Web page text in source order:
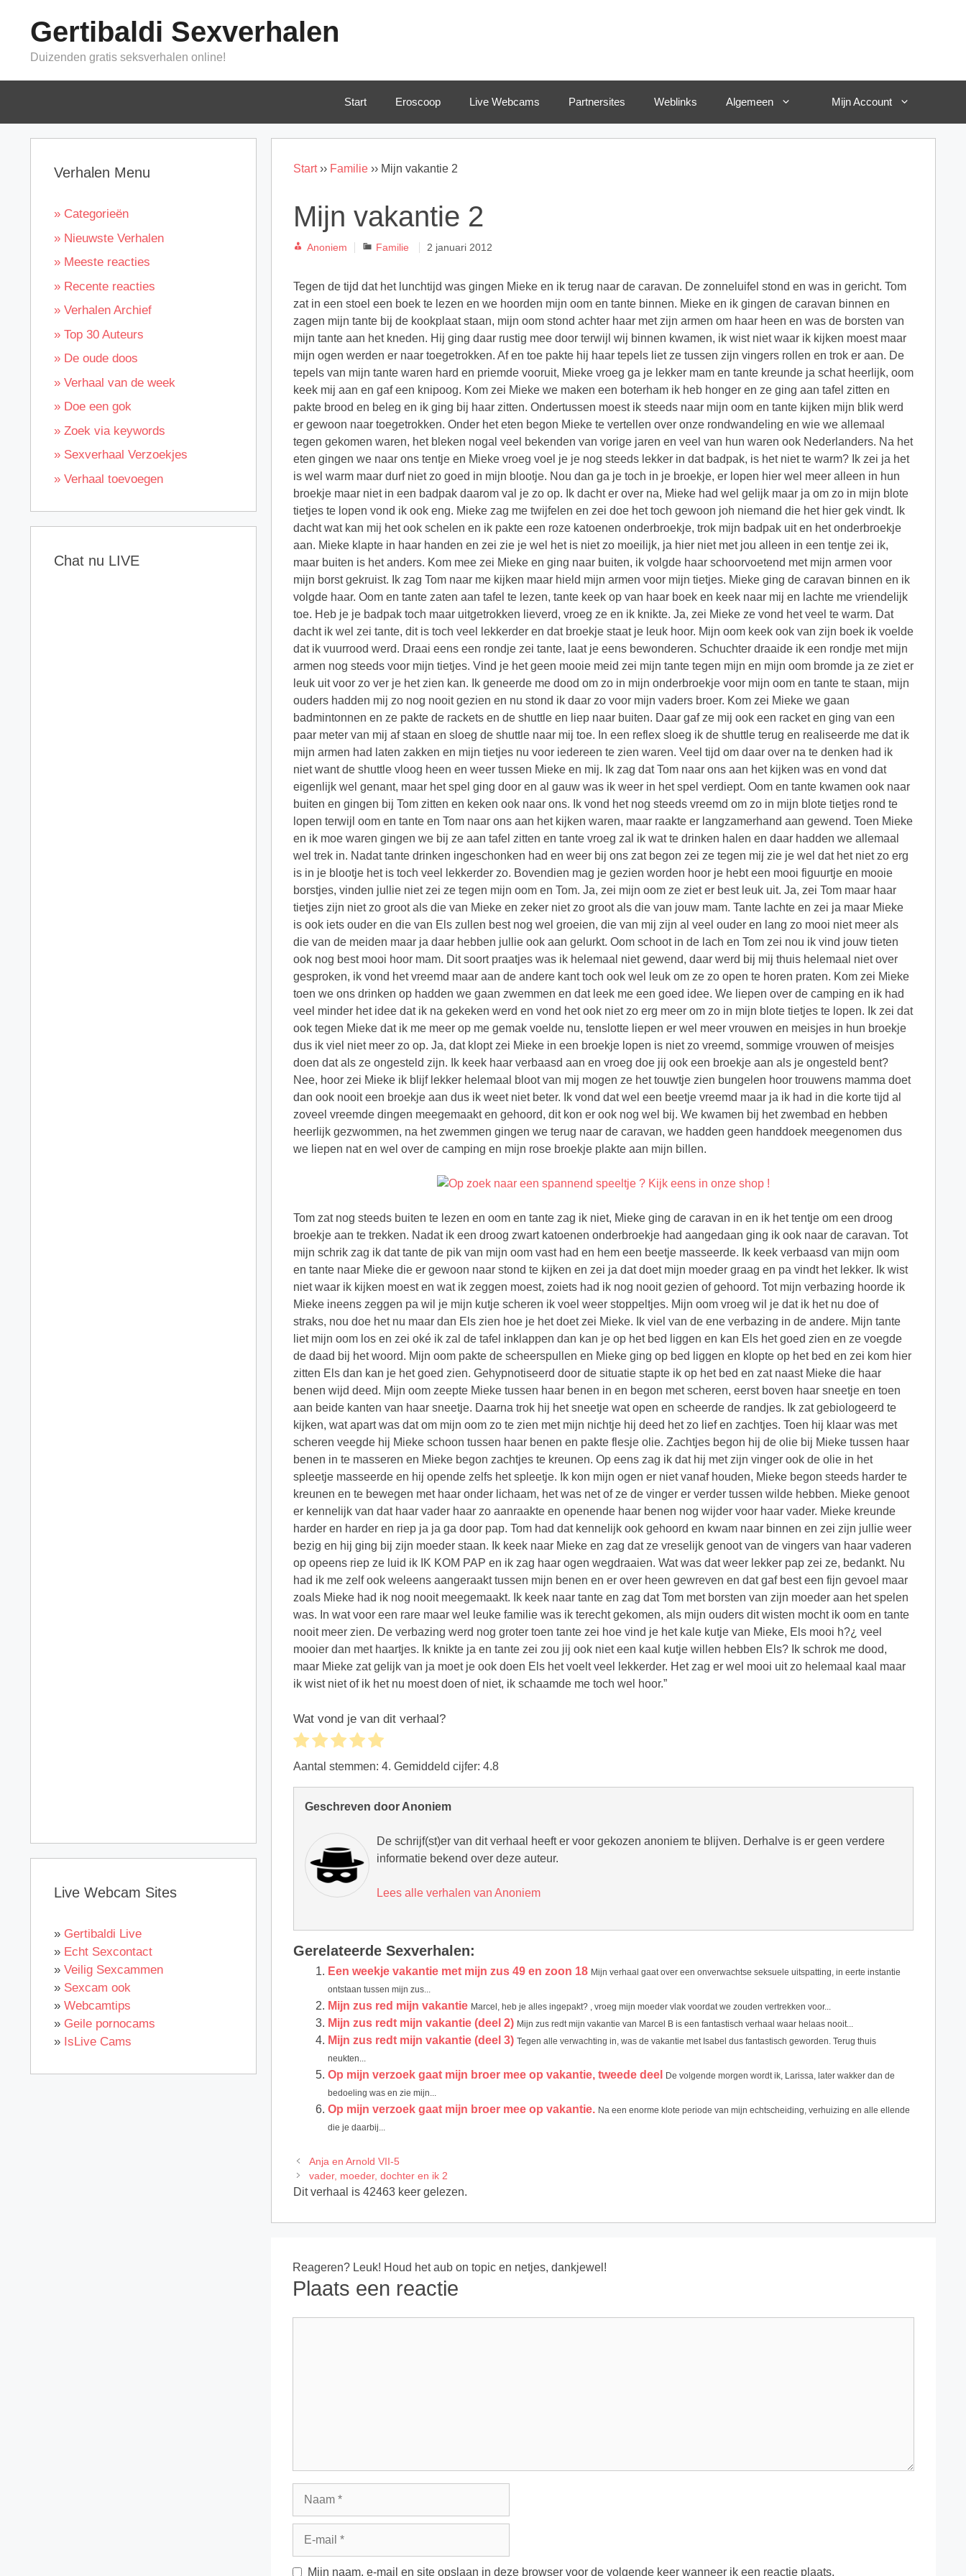
inhoud
Gertibaldi Sexverhalen
Duizenden gratis seksverhalen online!
Start Eroscoop Live Webcams Partnersites Weblinks Algemeen Mijn Account
Start›› Familie ›› Mijn vakantie 2
Mijn vakantie 2
Anoniem Categorieën
Familie 2 januari 2012
Tegen de tijd dat het lunchtijd was gingen Mieke en ik terug naar de caravan. De zonneluifel stond en was in gericht. Tom
zat in een stoel een boek te lezen en we hoorden mijn oom en tante binnen. Mieke en ik gingen de caravan binnen en
zagen mijn tante bij de kookplaat staan, mijn oom stond achter haar met zijn armen om haar heen en was de borsten van
mijn tante aan het kneden. Hij ging daar rustig mee door terwijl wij binnen kwamen, ik wist niet waar ik kijken moest maar
mijn ogen werden er naar toegetrokken. Af en toe pakte hij haar tepels liet ze tussen zijn vingers rollen en trok er aan. De
tepels van mijn tante waren hard en priemde vooruit, Mieke vroeg ga je lekker mam en tante kreunde ja schat heerlijk, oom
keek mij aan en gaf een knipoog. Kom zei Mieke we maken een boterham ik heb honger en ze ging aan tafel zitten en
pakte brood en beleg en ik ging bij haar zitten. Ondertussen moest ik steeds naar mijn oom en tante kijken mijn blik werd
er gewoon naar toegetrokken. Onder het eten begon Mieke te vertellen over onze rondwandeling en wie we allemaal
tegen gekomen waren, het bleken nogal veel bekenden van vorige jaren en veel van hun waren ook Nederlanders. Na het
eten gingen we naar ons tentje en Mieke vroeg voel je je nog steeds lekker in dat badpak, is het niet te warm? Ik zei ja het
is wel warm maar durf niet zo goed in mijn blootje. Nou dan ga je toch in je broekje, er lopen hier wel meer alleen in hun
broekje maar niet in een badpak daarom val je zo op. Ik dacht er over na, Mieke had wel gelijk maar ja om zo in mijn blote
tietjes te lopen vond ik ook eng. Mieke zag me twijfelen en zei doe het toch gewoon joh niemand die het hier gek vindt. Ik
dacht wat kan mij het ook schelen en ik pakte een roze katoenen onderbroekje, trok mijn badpak uit en het onderbroekje
aan. Mieke klapte in haar handen en zei zie je wel het is niet zo moeilijk, ja hier niet met jou alleen in een tentje zei ik,
maar buiten is het anders. Kom mee zei Mieke en ging naar buiten, ik volgde haar schoorvoetend met mijn armen voor
mijn borst gekruist. Ik zag Tom naar me kijken maar hield mijn armen voor mijn tietjes. Mieke ging de caravan binnen en ik
volgde haar. Oom en tante zaten aan tafel te lezen, tante keek op van haar boek en keek naar mij en lachte me vriendelijk
toe. Heb je je badpak toch maar uitgetrokken lieverd, vroeg ze en ik knikte. Ja, zei Mieke ze vond het veel te warm. Dat
dacht ik wel zei tante, dit is toch veel lekkerder en dat broekje staat je leuk hoor. Mijn oom keek ook van zijn boek ik voelde
dat ik vuurrood werd. Draai eens een rondje zei tante, laat je eens bewonderen. Schuchter draaide ik een rondje met mijn
armen nog steeds voor mijn tietjes. Vind je het geen mooie meid zei mijn tante tegen mijn en mijn oom bromde ja ze ziet er
leuk uit voor zo ver je het zien kan. Ik geneerde me dood om zo in mijn onderbroekje voor mijn oom en tante te staan, mijn
ouders hadden mij zo nog nooit gezien en nu stond ik daar zo voor mijn vaders broer. Kom zei Mieke we gaan
badmintonnen en ze pakte de rackets en de shuttle en liep naar buiten. Daar gaf ze mij ook een racket en ging van een
paar meter van mij af staan en sloeg de shuttle naar mij toe. In een reflex sloeg ik de shuttle terug en realiseerde me dat ik
mijn armen had laten zakken en mijn tietjes nu voor iedereen te zien waren. Veel tijd om daar over na te denken had ik
niet want de shuttle vloog heen en weer tussen Mieke en mij. Ik zag dat Tom naar ons aan het kijken was en vond dat
eigenlijk wel genant, maar het spel ging door en al gauw was ik weer in het spel verdiept. Oom en tante kwamen ook naar
buiten en gingen bij Tom zitten en keken ook naar ons. Ik vond het nog steeds vreemd om zo in mijn blote tietjes rond te
lopen terwijl oom en tante en Tom naar ons aan het kijken waren, maar raakte er langzamerhand aan gewend. Toen Mieke
en ik moe waren gingen we bij ze aan tafel zitten en tante vroeg zal ik wat te drinken halen en daar hadden we allemaal
wel trek in. Nadat tante drinken ingeschonken had en weer bij ons zat begon zei ze tegen mij zie je wel dat het niet zo erg
is in je blootje het is toch veel lekkerder zo. Bovendien mag je gezien worden hoor je hebt een mooi figuurtje en mooie
borstjes, vinden jullie niet zei ze tegen mijn oom en Tom. Ja, zei mijn oom ze ziet er best leuk uit. Ja, zei Tom maar haar
tietjes zijn niet zo groot als die van Mieke en zeker niet zo groot als die van jouw mam. Tante lachte en zei ja maar Mieke
is ook iets ouder en die van Els zullen best nog wel groeien, die van mij zijn al veel ouder en lang zo mooi niet meer als
die van de meiden maar ja daar hebben jullie ook aan gelurkt. Oom schoot in de lach en Tom zei nou ik vind jouw tieten
ook nog best mooi hoor mam. Dit soort praatjes was ik helemaal niet gewend, daar werd bij mij thuis helemaal niet over
gesproken, ik vond het vreemd maar aan de andere kant toch ook wel leuk om ze zo open te horen praten. Kom zei Mieke
toen we ons drinken op hadden we gaan zwemmen en dat leek me een goed idee. We liepen over de camping en ik had
veel minder het idee dat ik na gekeken werd en vond het ook niet zo erg meer om zo in mijn blote tietjes te lopen. Ik zei dat
ook tegen Mieke dat ik me meer op me gemak voelde nu, tenslotte liepen er wel meer vrouwen en meisjes in hun broekje
dus ik viel niet meer zo op. Ja, dat klopt zei Mieke in een broekje lopen is niet zo vreemd, sommige vrouwen of meisjes
doen dat als ze ongesteld zijn. Ik keek haar verbaasd aan en vroeg doe jij ook een broekje aan als je ongesteld bent?
Nee, hoor zei Mieke ik blijf lekker helemaal bloot van mij mogen ze het touwtje zien bungelen hoor trouwens mamma doet
dan ook nooit een broekje aan dus ik weet niet beter. Ik vond dat wel een beetje vreemd maar ja ik had in die korte tijd al
zoveel vreemde dingen meegemaakt en gehoord, dit kon er ook nog wel bij. We kwamen bij het zwembad en hebben
heerlijk gezwommen, na het zwemmen gingen we terug naar de caravan, we hadden geen handdoek meegenomen dus
we liepen nat en wel over de camping en mijn rose broekje plakte aan mijn billen.
Tom zat nog steeds buiten te lezen en oom en tante zag ik niet, Mieke ging de caravan in en ik het tentje om een droog
broekje aan te trekken. Nadat ik een droog zwart katoenen onderbroekje had aangedaan ging ik ook naar de caravan. Tot
mijn schrik zag ik dat tante de pik van mijn oom vast had en hem een beetje masseerde. Ik keek verbaasd van mijn oom
en tante naar Mieke die er gewoon naar stond te kijken en zei ja dat doet mijn moeder graag en pa vindt het lekker. Ik wist
niet waar ik kijken moest en wat ik zeggen moest, zoiets had ik nog nooit gezien of gehoord. Tot mijn verbazing hoorde ik
Mieke ineens zeggen pa wil je mijn kutje scheren ik voel weer stoppeltjes. Mijn oom vroeg wil je dat ik het nu doe of
straks, nou doe het nu maar dan Els zien hoe je het doet zei Mieke. Ik viel van de ene verbazing in de andere. Mijn tante
liet mijn oom los en zei oké ik zal de tafel inklappen dan kan je op het bed liggen en kan Els het goed zien en ze voegde
de daad bij het woord. Mijn oom pakte de scheerspullen en Mieke ging op bed liggen en klopte op het bed en zei kom hier
zitten Els dan kan je het goed zien. Gehypnotiseerd door de situatie stapte ik op het bed en zat naast Mieke die haar
benen wijd deed. Mijn oom zeepte Mieke tussen haar benen in en begon met scheren, eerst boven haar sneetje en toen
aan beide kanten van haar sneetje. Daarna trok hij het sneetje wat open en scheerde de randjes. Ik zat gebiologeerd te
kijken, wat apart was dat om mijn oom zo te zien met mijn nichtje hij deed het zo lief en zachtjes. Toen hij klaar was met
scheren veegde hij Mieke schoon tussen haar benen en pakte flesje olie. Zachtjes begon hij de olie bij Mieke tussen haar
benen in te masseren en Mieke begon zachtjes te kreunen. Op eens zag ik dat hij met zijn vinger ook de olie in het
spleetje masseerde en hij opende zelfs het spleetje. Ik kon mijn ogen er niet vanaf houden, Mieke begon steeds harder te
kreunen en te bewegen met haar onder lichaam, het was net of ze de vinger er verder tussen wilde hebben. Mieke genoot
er kennelijk van dat haar vader haar zo aanraakte en openende haar benen nog wijder voor haar vader. Mieke kreunde
harder en harder en riep ja ja ga door pap. Tom had dat kennelijk ook gehoord en kwam naar binnen en zei zijn jullie weer
bezig en hij ging bij zijn moeder staan. Ik keek naar Mieke en zag dat ze vreselijk genoot van de vingers van haar vaderen
op opeens riep ze luid ik IK KOM PAP en ik zag haar ogen wegdraaien. Wat was dat weer lekker pap zei ze, bedankt. Nu
had ik me zelf ook weleens aangeraakt tussen mijn benen en er over heen gewreven en dat gaf best een fijn gevoel maar
zoals Mieke had ik nog nooit meegemaakt. Ik keek naar tante en zag dat Tom met borsten van zijn moeder aan het spelen
was. In wat voor een rare maar wel leuke familie was ik terecht gekomen, als mijn ouders dit wisten mocht ik oom en tante
nooit meer zien. De verbazing werd nog groter toen tante zei hoe vind je het kale kutje van Mieke, Els mooi h?¿ veel
mooier dan met haartjes. Ik knikte ja en tante zei zou jij ook niet een kaal kutje willen hebben Els? Ik schrok me dood,
maar Mieke zat gelijk van ja moet je ook doen Els het voelt veel lekkerder. Het zag er wel mooi uit zo helemaal kaal maar
ik wist niet of ik het nu moest doen of niet, ik schaamde me toch wel hoor.”
Wat vond je van dit verhaal?
Aantal stemmen: 4. Gemiddeld cijfer: 4.8
Geschreven door Anoniem
De schrijf(st)er van dit verhaal heeft er voor gekozen anoniem te blijven. Derhalve is er geen verdere
informatie bekend over deze auteur.
Lees alle verhalen van Anoniem
Gerelateerde Sexverhalen:
Een weekje vakantie met mijn zus 49 en zoon 18 Mijn verhaal gaat over een onverwachtse seksuele uitspatting, in eerte instantie
ontstaan tussen mijn zus...
Mijn zus red mijn vakantie Marcel, heb je alles ingepakt? , vroeg mijn moeder vlak voordat we zouden vertrekken voor...
Mijn zus redt mijn vakantie (deel 2) Mijn zus redt mijn vakantie van Marcel B is een fantastisch verhaal waar helaas nooit...
Mijn zus redt mijn vakantie (deel 3) Tegen alle verwachting in, was de vakantie met Isabel dus fantastisch geworden. Terug thuis
neukten...
Op mijn verzoek gaat mijn broer mee op vakantie, tweede deel
De volgende morgen wordt ik, Larissa, later wakker dan de
bedoeling was en zie mijn...
Op mijn verzoek gaat mijn broer mee op vakantie. Na een enorme klote periode van mijn echtscheiding, verhuizing en alle ellende
die je daarbij...
Anja en Arnold VII-5
vader, moeder, dochter en ik 2
Dit verhaal is 42463 keer gelezen.
Reageren? Leuk! Houd het aub on topic en netjes, dankjewel!
Plaats een reactie
Mijn naam, e-mail en site opslaan in deze browser voor de volgende keer wanneer ik een reactie plaats.
Verhalen Menu
» Categorieën
» Nieuwste Verhalen
» Meeste reacties
» Recente reacties
» Verhalen Archief
» Top 30 Auteurs
» De oude doos
» Verhaal van de week
» Doe een gok
» Zoek via keywords
» Sexverhaal Verzoekjes
» Verhaal toevoegen
Chat nu LIVE
Live Webcam Sites
» Gertibaldi Live
» Echt Sexcontact
» Veilig Sexcammen
» Sexcam ook
» Webcamtips
» Geile pornocams
» IsLive Cams